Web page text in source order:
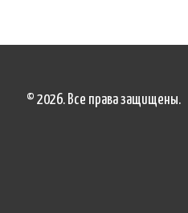
© 2026. Все права защищены.